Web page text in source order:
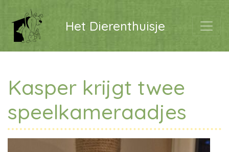
Het Dierenthuisje
Kasper krijgt twee
speelkameraadjes